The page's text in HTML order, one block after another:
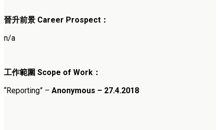
晉升前景 Career Prospect ：
n/a
工作範圍 Scope of Work ：
“Reporting” – Anonymous – 27.4.2018